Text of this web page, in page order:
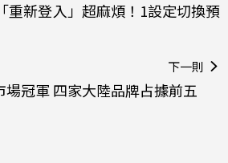
重新登入」超麻煩！1設定切換預
下一則
冠軍 四家大陸品牌占據前五